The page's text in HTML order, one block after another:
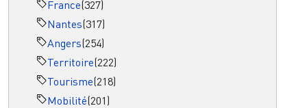
France(327)
Nantes(317)
Angers(254)
Territoire(222)
Tourisme(218)
Mobilité(201)